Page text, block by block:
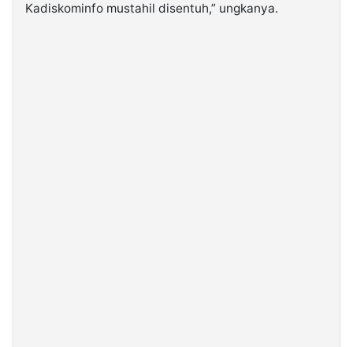
Kadiskominfo mustahil disentuh,” ungkanya.